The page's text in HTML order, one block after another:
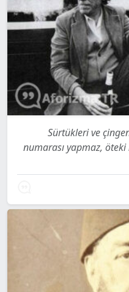
Sürtükleri ve
numarası yapmaz,